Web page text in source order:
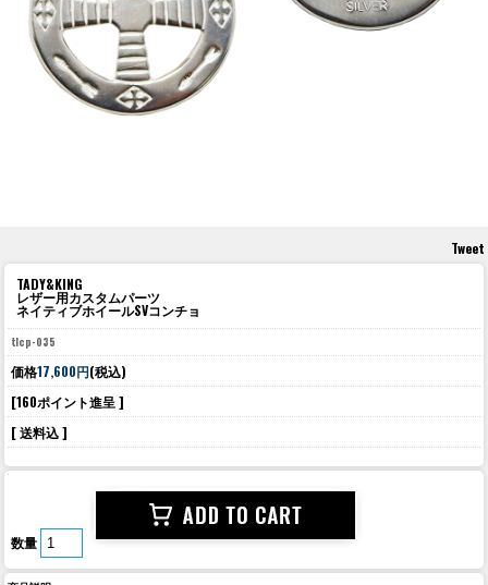
Tweet
TADY&KING
レザー用カスタムパーツ
ネイティブホイールSVコンチョ
tlcp-035
価格17,600円(税込)
[160ポイント進呈 ]
[ 送料込 ]
数量